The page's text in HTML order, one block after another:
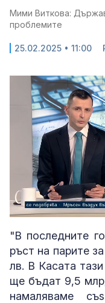
Мими Виткова:
проблемите
25.02.2025 • 11:00
Unmute Loaded:
5.57%
"В последните
ръст на парите
лв. В Касата
ще бъдат 9,5
намаляваме